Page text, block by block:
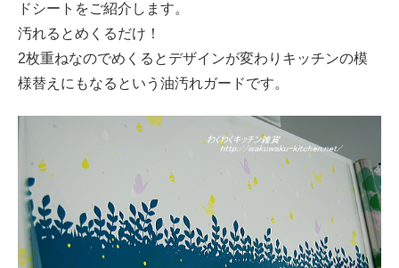
ドシートをご紹介します。
汚れるとめくるだけ！
2枚重ねなのでめくるとデザインが変わりキッチンの模
様替えにもなるという油汚れガードです。